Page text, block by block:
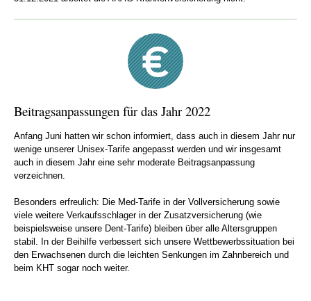
Beitragsanpassungen für das Jahr 2022
Anfang Juni hatten wir schon informiert, dass auch in diesem Jahr nur
wenige unserer Unisex-Tarife angepasst werden und wir insgesamt
auch in diesem Jahr eine sehr moderate Beitragsanpassung
verzeichnen.
Besonders erfreulich: Die Med-Tarife in der Vollversicherung sowie
viele weitere Verkaufsschlager in der Zusatzversicherung (wie
beispielsweise unsere Dent-Tarife) bleiben über alle Altersgruppen
stabil. In der Beihilfe verbessert sich unsere Wettbewerbssituation bei
den Erwachsenen durch die leichten Senkungen im Zahnbereich und
beim KHT sogar noch weiter.